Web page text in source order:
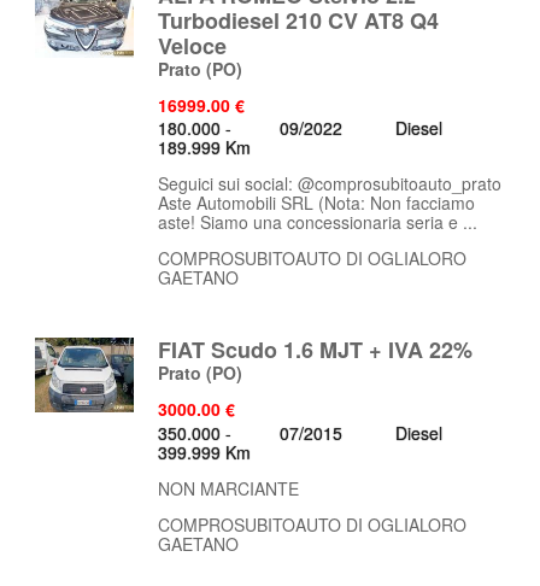
Turbodiesel 210 CV AT8 Q4
Veloce
Prato (PO)
16999.00 €
180.000 -
189.999 Km
09/2022 Diesel
Seguici sui social: @comprosubitoauto_prato
Aste Automobili SRL (Nota: Non facciamo
aste! Siamo una concessionaria seria e ...
COMPROSUBITOAUTO DI OGLIALORO
GAETANO
FIAT Scudo 1.6 MJT + IVA 22%
Prato (PO)
3000.00 €
350.000 -
399.999 Km
07/2015 Diesel
NON MARCIANTE
COMPROSUBITOAUTO DI OGLIALORO
GAETANO